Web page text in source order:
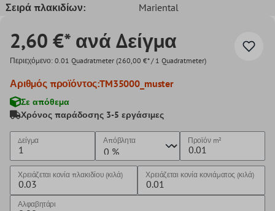
Σειρά πλακιδίων:
Mariental
2,60 €* ανά Δείγμα
Περιεχόμενο: 0.01 Quadratmeter (260,00 €* / 1 Quadratmeter)
Αριθμός προϊόντος:TM35000_muster
Σε απόθεμα
Χρόνος παράδοσης 3-5 εργάσιμες
Δείγμα Απόβλητα Προϊόνm²
Χρειάζεται κονία πλακιδίου (κιλά) Χρειάζεται κονία κονιάματος (κιλά)
Αλφαβητάρι